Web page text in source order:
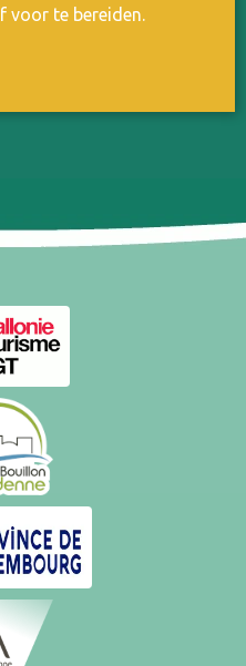
voor te bereiden.